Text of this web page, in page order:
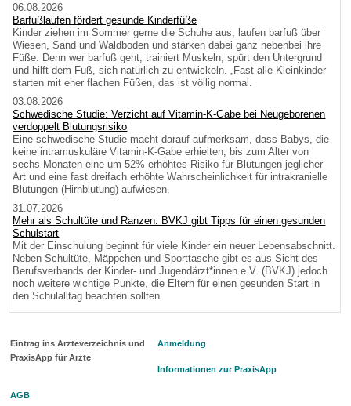
06.08.2026
Barfußlaufen fördert gesunde Kinderfüße
Kinder ziehen im Sommer gerne die Schuhe aus, laufen barfuß über
Wiesen, Sand und Waldboden und stärken dabei ganz nebenbei ihre
Füße. Denn wer barfuß geht, trainiert Muskeln, spürt den Untergrund
und hilft dem Fuß, sich natürlich zu entwickeln. „Fast alle Kleinkinder
starten mit eher flachen Füßen, das ist völlig normal.
03.08.2026
Schwedische Studie: Verzicht auf Vitamin-K-Gabe bei Neugeborenen
verdoppelt Blutungsrisiko
Eine schwedische Studie macht darauf aufmerksam, dass Babys, die
keine intramuskuläre Vitamin-K-Gabe erhielten, bis zum Alter von
sechs Monaten eine um 52% erhöhtes Risiko für Blutungen jeglicher
Art und eine fast dreifach erhöhte Wahrscheinlichkeit für intrakranielle
Blutungen (Hirnblutung) aufwiesen.
31.07.2026
Mehr als Schultüte und Ranzen: BVKJ gibt Tipps für einen gesunden
Schulstart
Mit der Einschulung beginnt für viele Kinder ein neuer Lebensabschnitt.
Neben Schultüte, Mäppchen und Sporttasche gibt es aus Sicht des
Berufsverbands der Kinder- und Jugendärzt*innen e.V. (BVKJ) jedoch
noch weitere wichtige Punkte, die Eltern für einen gesunden Start in
den Schulalltag beachten sollten.
Eintrag ins Ärzteverzeichnis und
PraxisApp für Ärzte
Anmeldung
Informationen zur PraxisApp
AGB